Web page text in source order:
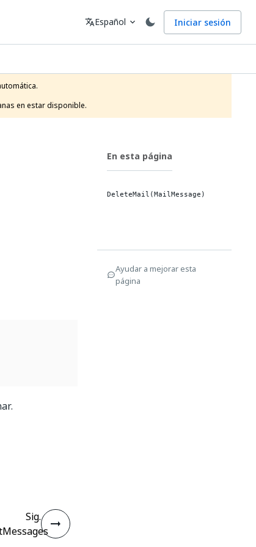
Idioma
translateEspañol expand_more Iniciar sesión
en estar disponible.
En esta página
DeleteMail(MailMessage)
Ayudar a mejorar esta
página
Sig.